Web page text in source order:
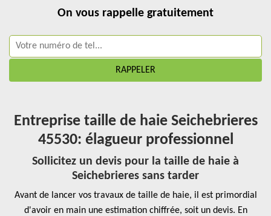
On vous rappelle gratuitement
Entreprise taille de haie Seichebrieres
45530: élagueur professionnel
Sollicitez un devis pour la taille de haie à
Seichebrieres sans tarder
Avant de lancer vos travaux de taille de haie, il est primordial
d'avoir en main une estimation chiffrée, soit un devis. En